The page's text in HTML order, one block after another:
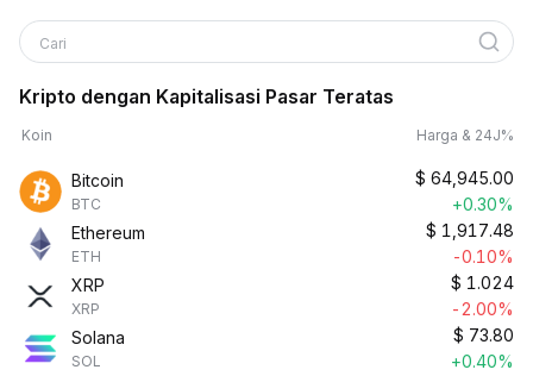
Cari
Kripto dengan Kapitalisasi Pasar Teratas
Koin Harga & 24J%
Bitcoin
BTC
$ 64,945.00
+0.30%
Ethereum
ETH
$ 1,917.48
-0.10%
XRP
XRP
$ 1.024
-2.00%
Solana
SOL
$ 73.80
+0.40%